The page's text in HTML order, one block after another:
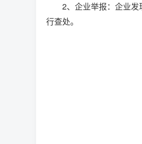
2、企业举报：企业
行查处。